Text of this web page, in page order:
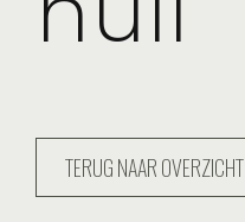
TERUG NAAR OVERZICHT